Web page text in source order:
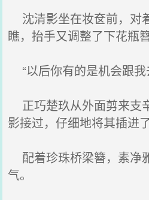
沈清影坐在妆奁前，对
瞧，抬手又调整了下花瓶
“以后你有的是机会跟我
正巧楚玖从外面剪来支
影接过，仔细地将其插进
配着珍珠桥梁簪，素净
气。